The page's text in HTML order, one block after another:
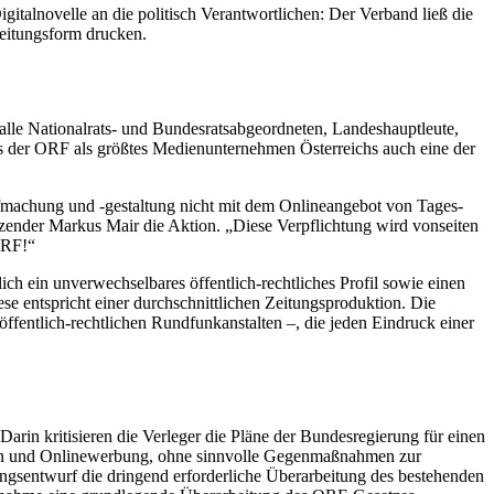
an die politisch Verantwortlichen: Der Verband ließ die
drucken.
Nationalrats- und Bundesratsabgeordneten, Landeshauptleute,
ORF als größtes Medienunternehmen Österreichs auch eine der
und -gestaltung nicht mit dem Onlineangebot von Tages-
Markus Mair die Aktion. „Diese Verpflichtung wird vonseiten
ein unverwechselbares öffentlich-rechtliches Profil sowie einen
entspricht einer durchschnittlichen Zeitungsproduktion. Die
rechtlichen Rundfunkanstalten –, die jeden Eindruck einer
kritisieren die Verleger die Pläne der Bundesregierung für einen
Onlinewerbung, ohne sinnvolle Gegenmaßnahmen zur
die dringend erforderliche Überarbeitung des bestehenden